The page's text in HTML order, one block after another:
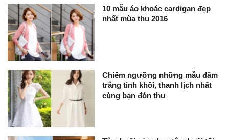
10 mẫu áo khoác cardigan đẹp
nhất mùa thu 2016
Chiêm ngưỡng những mẫu đầm
trắng tinh khôi, thanh lịch nhất
cùng bạn đón thu